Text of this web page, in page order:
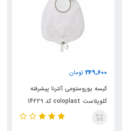
249,600 تومان
کیسه یوروستومی آلترنا پیشرفته
کلوپلاست coloplast کد 14229